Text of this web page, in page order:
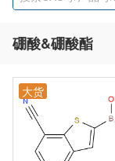
硼酸&硼酸酯
大货